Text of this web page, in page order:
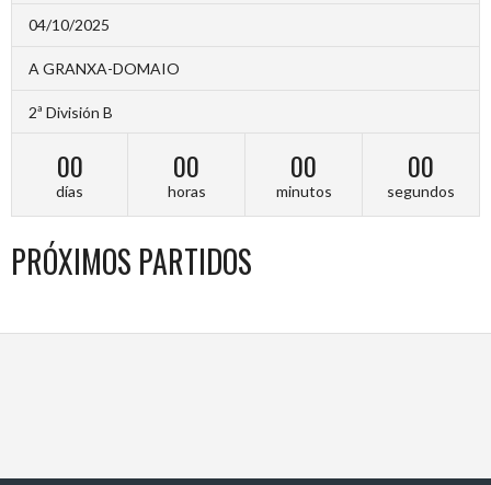
04/10/2025
A GRANXA-DOMAIO
2ª División B
00
días
00
horas
00
minutos
00
segundos
PRÓXIMOS PARTIDOS